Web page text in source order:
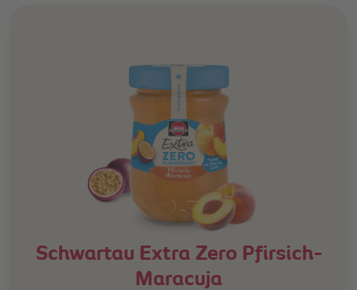
Schwartau Extra Zero Pfirsich-
Maracuja